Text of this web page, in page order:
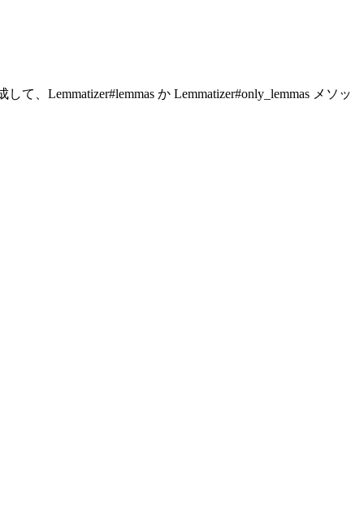
、Lemmatizer#lemmas か Lemmatizer#only_lemmas メソッ